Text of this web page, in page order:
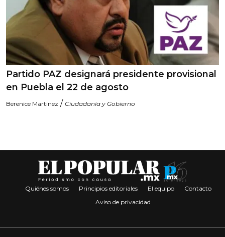
Partido PAZ designará presidente provisional
en Puebla el 22 de agosto
Berenice Martinez / Ciudadanía y Gobierno
Quiénes somos Principios editoriales El equipo
Contacto
Aviso de privacidad